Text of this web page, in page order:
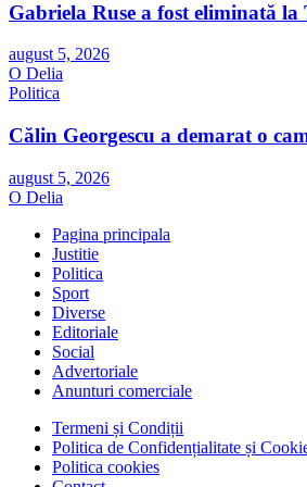
Gabriela Ruse a fost eliminată
august 5, 2026
O Delia
Politica
Călin Georgescu a demarat o
august 5, 2026
O Delia
Pagina principala
Justitie
Politica
Sport
Diverse
Editoriale
Social
Advertoriale
Anunturi comerciale
Termeni și Condiții
Politica de Confidențialitate și
Politica cookies